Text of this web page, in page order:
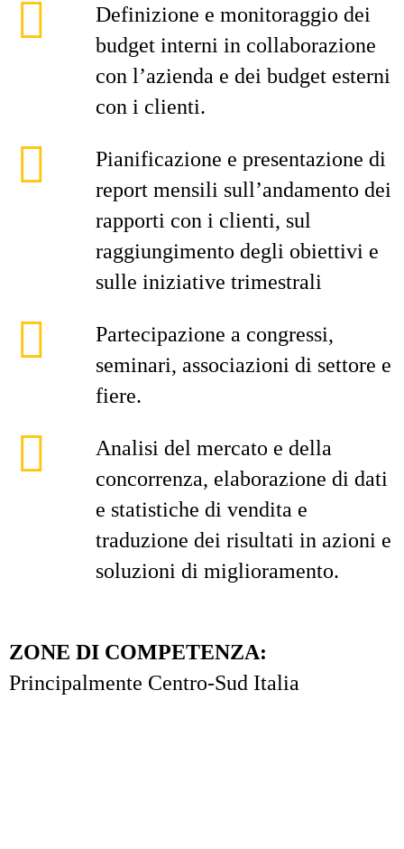
Definizione e monitoraggio dei
budget interni in collaborazione
con l’azienda e dei budget esterni
con i clienti.
Pianificazione e presentazione di
report mensili sull’andamento dei
rapporti con i clienti, sul
raggiungimento degli obiettivi e
sulle iniziative trimestrali
Partecipazione a congressi,
seminari, associazioni di settore e
fiere.
Analisi del mercato e della
concorrenza, elaborazione di dati
e statistiche di vendita e
traduzione dei risultati in azioni e
soluzioni di miglioramento.
ZONE DI COMPETENZA:
Principalmente Centro-Sud Italia